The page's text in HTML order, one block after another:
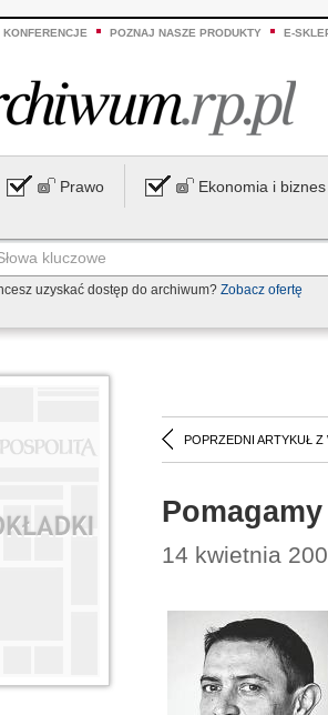
POZNAJ NASZE PRODUKTY E-
Prawo Ekonomia i biznes
uzyskać dostęp do archiwum? Zobacz ofertę
POPRZEDNI ARTYKUŁ Z
14 kwietnia